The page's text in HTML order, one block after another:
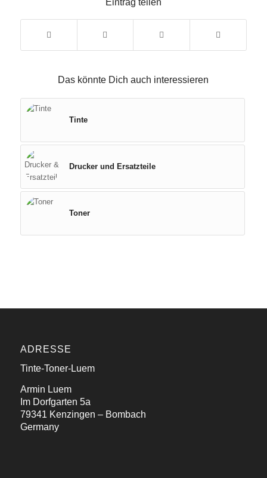
Eintrag teilen
Das könnte Dich auch interessieren
Tinte
Drucker und Ersatzteile
Toner
ADRESSE
Tinte-Toner-Luem
Armin Luem
Im Dorfgarten 5a
79341 Kenzingen – Bombach
Germany